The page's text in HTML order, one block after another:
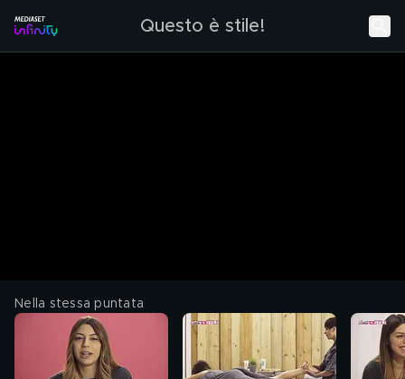
Questo è stile!
Nella stessa puntata